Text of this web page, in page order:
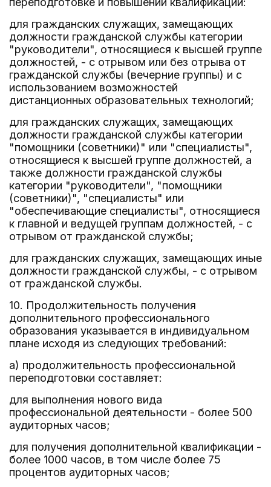
для гражданских служащих, замещающих
должности гражданской службы категории
"руководители", относящиеся к высшей группе
должностей, - с отрывом или без отрыва от
гражданской службы (вечерние группы) и с
использованием возможностей
дистанционных образовательных технологий;
для гражданских служащих, замещающих
должности гражданской службы категории
"помощники (советники)" или "специалисты",
относящиеся к высшей группе должностей, а
также должности гражданской службы
категории "руководители", "помощники
(советники)", "специалисты" или
"обеспечивающие специалисты", относящиеся
к главной и ведущей группам должностей, - с
отрывом от гражданской службы;
для гражданских служащих, замещающих иные
должности гражданской службы, - с отрывом
от гражданской службы.
10. Продолжительность получения
дополнительного профессионального
образования указывается в индивидуальном
плане исходя из следующих требований:
а) продолжительность профессиональной
переподготовки составляет:
для выполнения нового вида
профессиональной деятельности - более 500
аудиторных часов;
для получения дополнительной квалификации -
более 1000 часов, в том числе более 75
процентов аудиторных часов;